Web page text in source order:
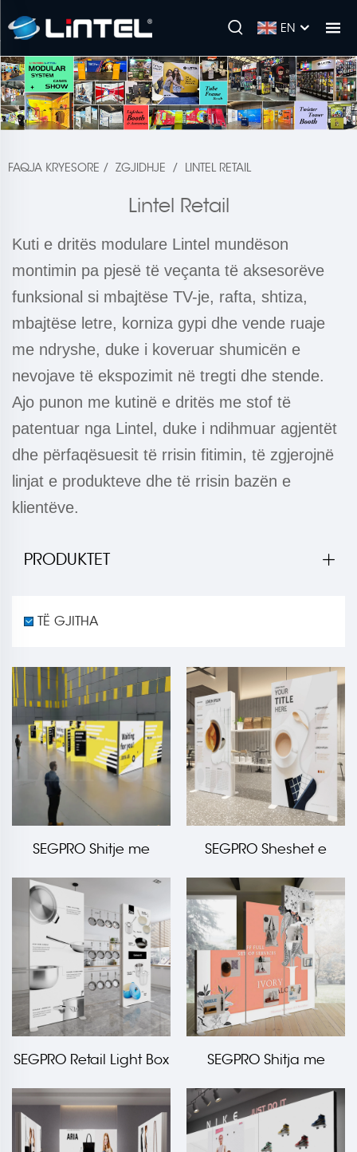
EN
FAQJA KRYESORE / ZGJIDHJE / LINTEL RETAIL
Lintel Retail
Kuti e dritës modulare Lintel mundëson
montimin pa pjesë të veçanta të aksesorëve
funksional si mbajtëse TV-je, rafta, shtiza,
mbajtëse letre, korniza gypi dhe vende ruaje
me ndryshe, duke i koveruar shumicën e
nevojave të ekspozimit në tregti dhe stende.
Ajo punon me kutinë e dritës me stof të
patentuar nga Lintel, duke i ndihmuar agjentët
dhe përfaqësuesit të rrisin fitimin, të zgjerojnë
linjat e produkteve dhe të rrisin bazën e
klientëve.
PRODUKTET
TË GJITHA
SEGPRO Shitje me
dhomat e zhveshjes
SEGPRO Sheshet e
prej çelikut
SEGPRO Retail Light Box
SEGPRO Shitja me
dritës